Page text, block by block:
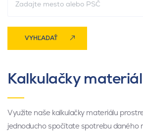
VYHĽADAŤ
Kalkulačky
Využite naše kalkulačky materiálu
jednoducho spočítate spotrebu daného